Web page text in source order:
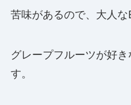
苦味があるので、大人な
グレープフルーツが好
す。